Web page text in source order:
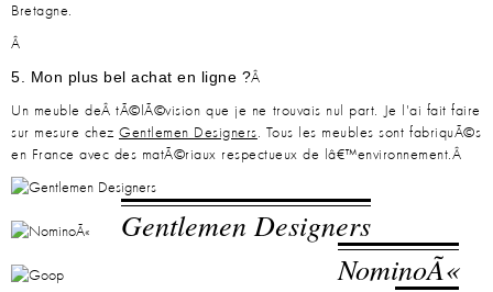
Bretagne.
Â
5. Mon plus bel achat en ligne ?Â
Un meuble deÂ tÃ©lÃ©vision que je ne trouvais nul part. Je l'ai fait faire
sur mesure chezGentlemen Designers. Tous les meubles sont fabriquÃ©s
en France avec des matÃ©riaux respectueux de lâ€™environnement.Â
Gentlemen Designers
NominoÃ«